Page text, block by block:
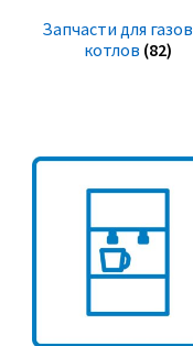
Запчасти для
котлов (82)